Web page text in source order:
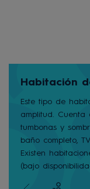
Habitación
Este tipo de
amplitud.
tumbonas y
baño completo,
Existen
(bajo